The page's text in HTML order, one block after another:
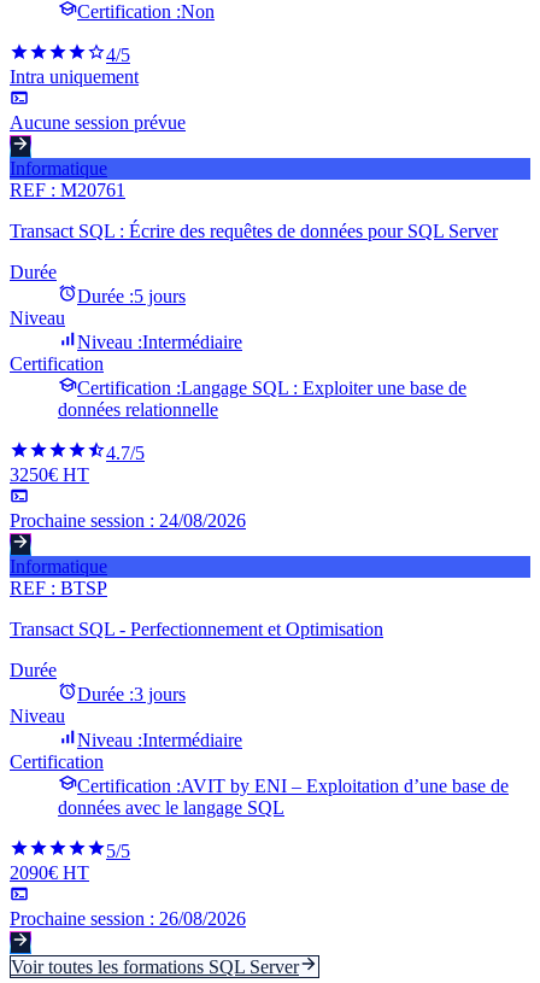
Certification :Non
4/5
Intra uniquement
Aucune session prévue
Informatique
REF : M20761
Transact SQL : Écrire des requêtes de données pour SQL Server
Durée
Durée :5 jours
Niveau
Niveau :Intermédiaire
Certification
Certification :Langage SQL : Exploiter une base de
données relationnelle
4.7/5
3250€ HT
Prochaine session : 24/08/2026
Informatique
REF : BTSP
Transact SQL - Perfectionnement et Optimisation
Durée
Durée :3 jours
Niveau
Niveau :Intermédiaire
Certification
Certification :AVIT by ENI – Exploitation d’une base de
données avec le langage SQL
5/5
2090€ HT
Prochaine session : 26/08/2026
Voir toutes les formations SQL Server